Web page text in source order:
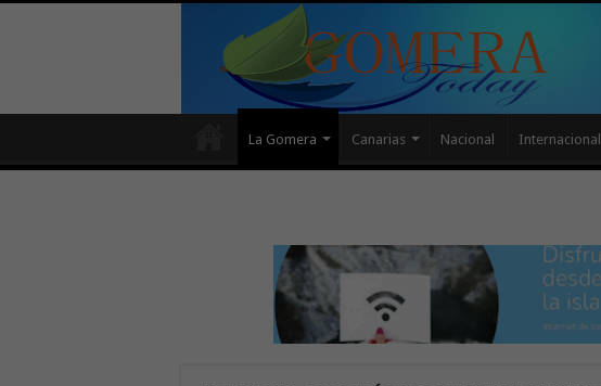
La Gomera Canarias Nacional Internacional